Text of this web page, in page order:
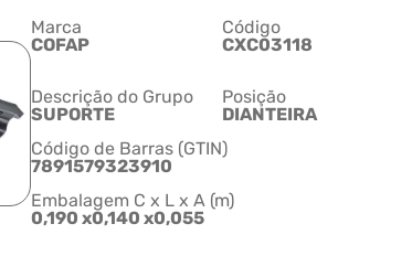
Marca
COFAP
Código
CXC03118
Descrição do Grupo
SUPORTE
Posição
DIANTEIRA
Código de Barras (GTIN)
7891579323910
Embalagem C x L x A (m)
0,190 x0,140 x0,055